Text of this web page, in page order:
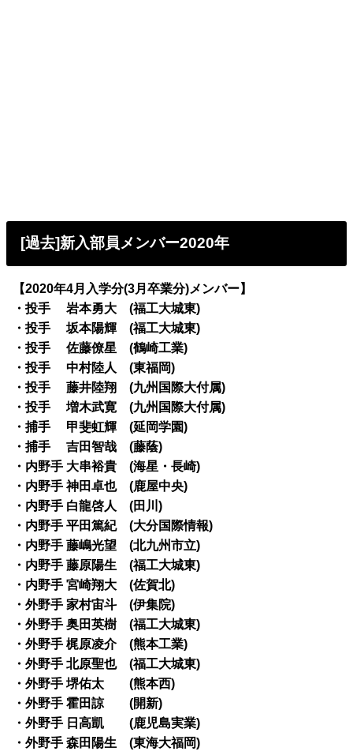
[過去]新入部員メンバー2020年
【2020年4月入学分(3月卒業分)メンバー】
・投手 岩本勇大 (福工大城東)
・投手 坂本陽輝 (福工大城東)
・投手 佐藤僚星 (鶴崎工業)
・投手 中村陸人 (東福岡)
・投手 藤井陸翔 (九州国際大付属)
・投手 増木武寛 (九州国際大付属)
・捕手 甲斐虹輝 (延岡学園)
・捕手 吉田智哉 (藤蔭)
・内野手 大串裕貴 (海星・長崎)
・内野手 神田卓也 (鹿屋中央)
・内野手 白龍啓人 (田川)
・内野手 平田篤紀 (大分国際情報)
・内野手 藤嶋光望 (北九州市立)
・内野手 藤原陽生 (福工大城東)
・内野手 宮崎翔大 (佐賀北)
・外野手 家村宙斗 (伊集院)
・外野手 奥田英樹 (福工大城東)
・外野手 梶原凌介 (熊本工業)
・外野手 北原聖也 (福工大城東)
・外野手 堺佑太 (熊本西)
・外野手 霍田諒 (開新)
・外野手 日高凱 (鹿児島実業)
・外野手 森田陽生 (東海大福岡)